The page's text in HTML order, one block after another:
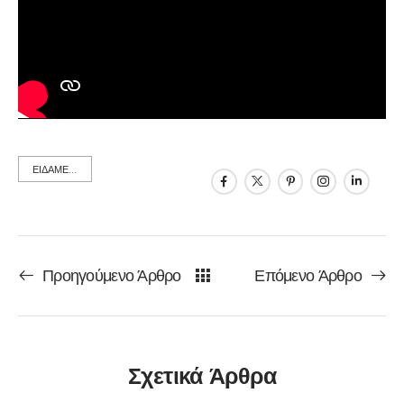
ΕΙΔΑΜΕ...
Προηγούμενο Άρθρο Επόμενο Άρθρο
Σχετικά Άρθρα